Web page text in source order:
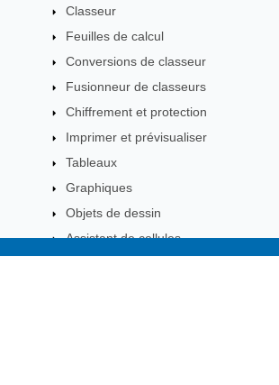
Classeur
Feuilles de calcul
Conversions de classeur
Fusionneur de classeurs
Chiffrement et protection
Imprimer et prévisualiser
Tableaux
Graphiques
Objets de dessin
Assistant de cellules